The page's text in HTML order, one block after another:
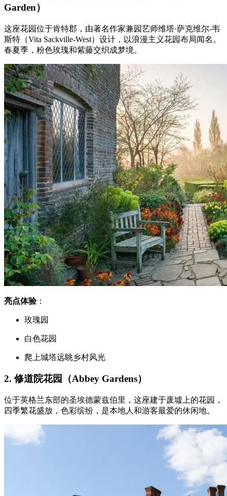
Garden）
这座花园位于肯特郡，由著名作家兼园艺师维塔·萨克维尔-韦
斯特（Vita Sackville-West）设计，以浪漫主义花园布局闻名。
春夏季，粉色玫瑰和紫藤交织成梦境。
亮点体验：
玫瑰园
白色花园
爬上城塔远眺乡村风光
2. 修道院花园（Abbey Gardens）
位于英格兰东部的圣埃德蒙兹伯里，这座建于废墟上的花园，
四季繁花盛放，色彩缤纷，是本地人和游客最爱的休闲地。